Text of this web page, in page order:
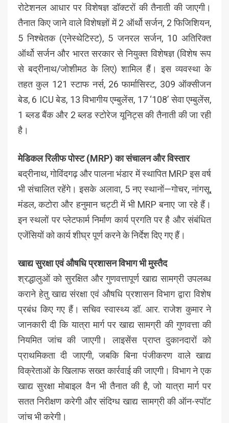
रोटेशनल आधार पर विशेषज्ञ डॉक्टरों की तैनाती की जाएगी।
तैनात किए जाने वाले विशेषज्ञों में 2 ऑर्थो सर्जन, 2 फिजिशियन,
5 निश्चेतक (एनेस्थेटिस्ट), 5 जनरल सर्जन, 10 अतिरिक्त
ऑर्थो सर्जन और भारत सरकार से नियुक्त विशेषज्ञ (विशेष रूप
से बद्रीनाथ/जोशीमठ के लिए) शामिल हैं। इस व्यवस्था के
तहत कुल 121 स्टाफ नर्स, 26 फार्मासिस्ट, 309 ऑक्सीजन
बेड, 6 ICU बेड, 13 विभागीय एम्बुलेंस, 17 ‘108’ सेवा एम्बुलेंस,
1 ब्लड बैंक और 2 ब्लड स्टोरेज यूनिट्स की तैनाती की जा रही
है।
मेडिकल रिलीफ पोस्ट (MRP) का संचालन और विस्तार
बद्रीनाथ, गोविंदगढ़ और पालना भंडार में स्थापित MRP इस वर्ष
भी संचालित रहेंगे। इसके अलावा, 5 नए स्थानों—गोचर, नांगसू,
मंडल, कटोरा और हनुमान चट्टी में भी MRP बनाए जा रहे हैं।
इन स्थलों पर प्लेटफार्म निर्माण कार्य प्रगति पर है और संबंधित
एजेंसियों को कार्य शीघ्र पूर्ण करने के निर्देश दिए गए हैं।
खाद्य सुरक्षा एवं औषधि प्रशासन विभाग भी मुस्तैद
श्रद्धालुओं को सुरक्षित और गुणवत्तापूर्ण खाद्य सामग्री उपलब्ध
कराने हेतु खाद्य संरक्षा एवं औषधि प्रशासन विभाग द्वारा विशेष
प्रबंध किए गए हैं। सचिव स्वास्थ्य डॉ. आर. राजेश कुमार ने
जानकारी दी कि यात्रा मार्ग पर खाद्य सामग्री की गुणवत्ता की
नियमित जांच की जाएगी। लाइसेंस प्राप्त दुकानदारों को
प्राथमिकता दी जाएगी, जबकि बिना पंजीकरण वाले खाद्य
विक्रेताओं के खिलाफ सख्त कार्रवाई की जाएगी। विभाग ने एक
खाद्य सुरक्षा मोबाइल वैन भी तैनात की है, जो यात्रा मार्ग पर
सतत निरीक्षण करेगी और संदिग्ध खाद्य सामग्री की ऑन-स्पॉट
जांच भी करेगी।